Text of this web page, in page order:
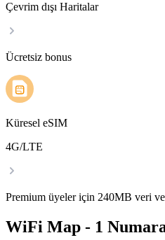
Çevrim dışı Haritalar
Ücretsiz bonus
Küresel eSIM
4G/LTE
Premium üyeler için 240MB veri
WiFi Map - 1